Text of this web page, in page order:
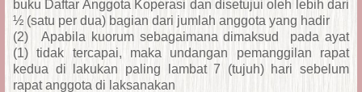
buku Daftar Anggota Koperasi dan disetujui oleh lebih dari
½ (satu per dua) bagian dari jumlah anggota yang hadir
(2)
Apabila kuorum sebagaimana dimaksud pada ayat
(1) tidak tercapai, maka undangan pemanggilan rapat
kedua di lakukan paling lambat 7 (tujuh) hari sebelum
rapat anggota di laksanakan